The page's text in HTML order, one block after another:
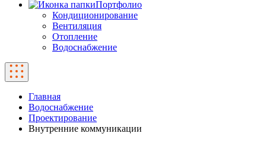
Портфолио
Кондиционирование
Вентиляция
Отопление
Водоснабжение
Главная
Водоснабжение
Проектирование
Внутренние коммуникации